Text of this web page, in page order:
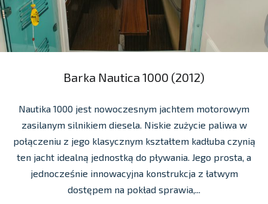
Barka Nautica 1000 (2012)
Nautika 1000 jest nowoczesnym jachtem motorowym
zasilanym silnikiem diesela. Niskie zużycie paliwa w
połączeniu z jego klasycznym kształtem kadłuba czynią
ten jacht idealną jednostką do pływania. Jego prosta, a
jednocześnie innowacyjna konstrukcja z łatwym
dostępem na pokład sprawia,...